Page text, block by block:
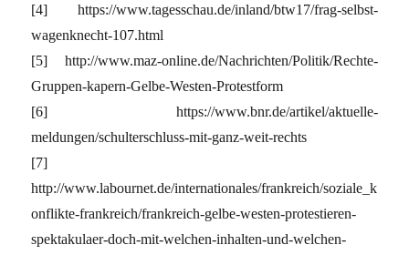
[4] https://www.tagesschau.de/inland/btw17/frag-selbst-
wagenknecht-107.html
[5] http://www.maz-online.de/Nachrichten/Politik/Rechte-
Gruppen-kapern-Gelbe-Westen-Protestform
[6] https://www.bnr.de/artikel/aktuelle-
meldungen/schulterschluss-mit-ganz-weit-rechts
[7]
http://www.labournet.de/internationales/frankreich/soziale_k
onflikte-frankreich/frankreich-gelbe-westen-protestieren-
spektakulaer-doch-mit-welchen-inhalten-und-welchen-